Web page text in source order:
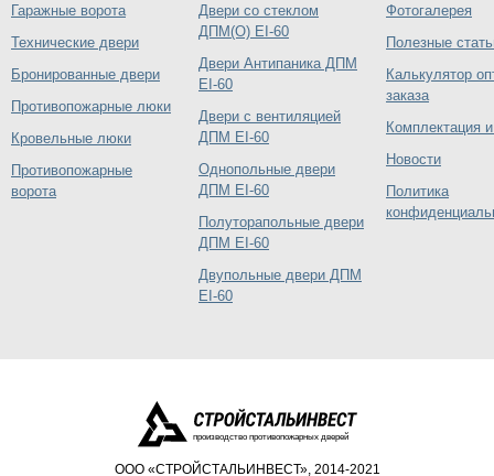
Гаражные ворота
Технические двери
Бронированные двери
Противопожарные люки
Кровельные люки
Противопожарные
ворота
Двери со стеклом
ДПМ(О) EI-60
Двери Антипаника ДПМ
EI-60
Двери с вентиляцией
ДПМ EI-60
Однопольные двери
ДПМ EI-60
Полуторапольные двери
ДПМ EI-60
Двупольные двери ДПМ
EI-60
Фотогалерея
Полезные
Калькулятор
заказа
Комплектация
Новости
Политика
производство противопожарных дверей
ООО «СТРОЙСТАЛЬИНВЕСТ», 2014-2021